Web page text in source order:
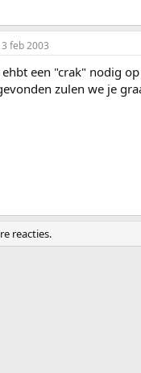
feb 2003
ehbt een "crak" nodig
zulen we je
reacties.